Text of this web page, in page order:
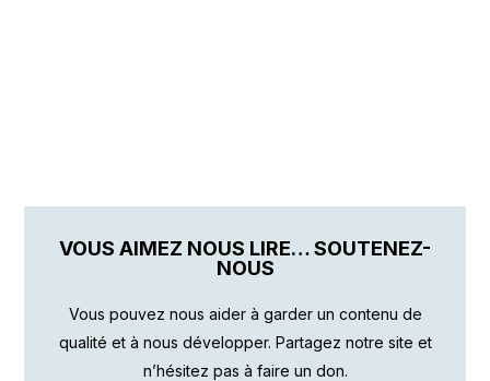
VOUS AIMEZ NOUS LIRE… SOUTENEZ-
NOUS
Vous pouvez nous aider à garder un contenu de
qualité et à nous développer. Partagez notre site et
n’hésitez pas à faire un don.